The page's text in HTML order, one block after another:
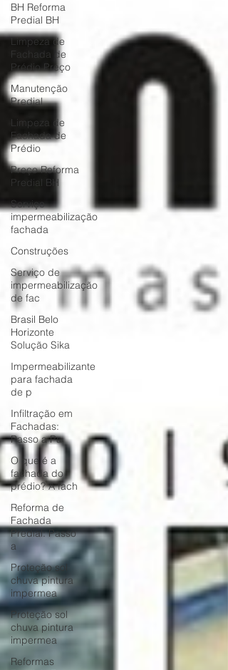
BH Reforma
Predial BH
Limpeza de
Fachada de
Prédio Preço
Manutenção
Predial
Limpeza de
Fachada de
Prédio
Preço Reforma
Predial BH
Serviço
impermeabilização
fachada
Construções
Serviço de
impermeabilização
de fac
Brasil Belo
Horizonte
Solução Sika
Impermeabilizante
para fachada
de p
Infiltração em
Fachadas:
Passo a Pa
O que é a
fachada do
prédio? A fach
Reforma de
Fachada
Predial: Passo
a
Proteção sol
chuva pintura
impermea
Proteção sol
chuva pintura
impermea
Reformas